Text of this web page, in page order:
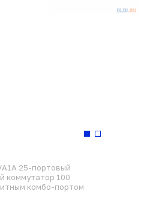
A1A 25-портовый
коммутатор 100
комбо-портом